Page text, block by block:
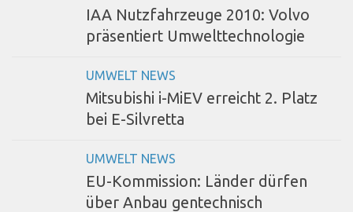
IAA Nutzfahrzeuge 2010: Volvo
präsentiert Umwelttechnologie
UMWELT NEWS
Mitsubishi i-MiEV erreicht 2. Platz
bei E-Silvretta
UMWELT NEWS
EU-Kommission: Länder dürfen
über Anbau gentechnisch